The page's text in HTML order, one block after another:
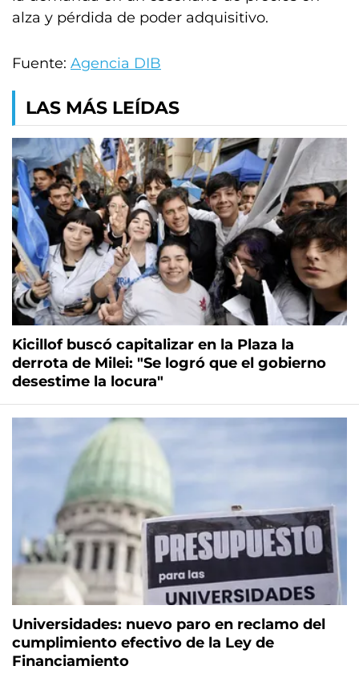
alza y pérdida de poder adquisitivo.
Fuente: Agencia DIB
LAS MÁS LEÍDAS
Kicillof buscó capitalizar en la Plaza la
derrota de Milei: "Se logró que el gobierno
desestime la locura"
Universidades: nuevo paro en reclamo del
cumplimiento efectivo de la Ley de
Financiamiento